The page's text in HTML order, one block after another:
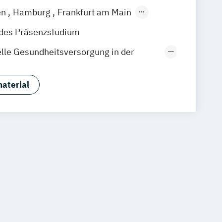
Hamburg
Frankfurt am Main
Düsseldorf
Präsenzstudium
Gesundheitsversorgung in der